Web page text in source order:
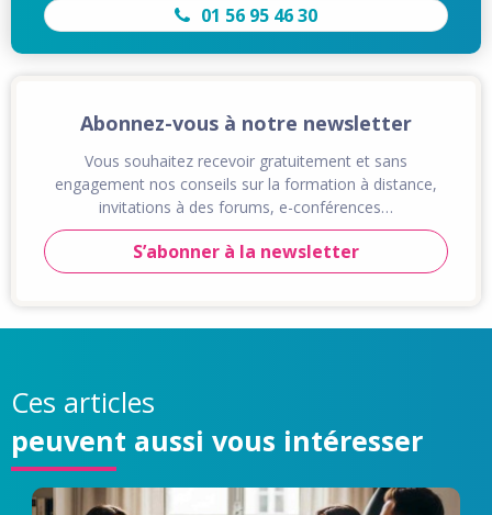
01 56 95 46 30
Abonnez-vous à notre newsletter
Vous souhaitez recevoir gratuitement et sans
engagement nos conseils sur la formation à distance,
invitations à des forums, e-conférences…
S’abonner à la newsletter
Ces articles
peuvent aussi vous intéresser